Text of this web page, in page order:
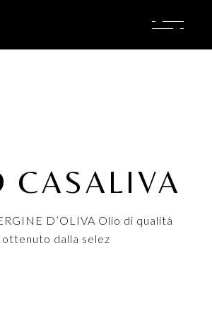
CASALIVA
D’OLIVA Olio di qualità
dalla selez